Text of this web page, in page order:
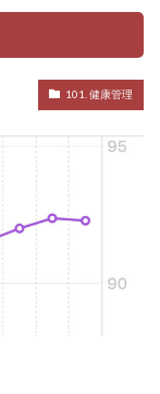
101. 健康管理